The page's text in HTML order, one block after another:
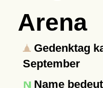
Arena
Gedenktag
September
Name